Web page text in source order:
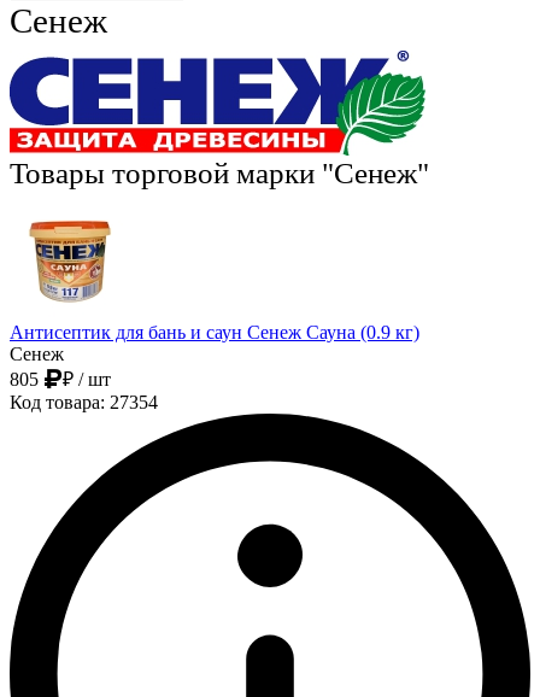
Сенеж
Товары торговой марки "Сенеж"
Антисептик для бань и саун Сенеж Сауна (0.9 кг)
Сенеж
805
₽ / шт
Код товара: 27354